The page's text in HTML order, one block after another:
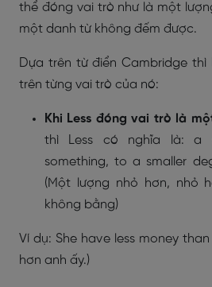
thể đóng vai trò như là một
một danh từ không đếm được.
Dựa trên từ điển Cambridge thì
trên từng vai trò của nó:
Khi Less đóng vai trò là
thì Less có nghĩa là: a
something, to a smaller
(Một lượng nhỏ hơn, nhỏ
không bằng)
Ví dụ: She have less money
hơn anh ấy.)